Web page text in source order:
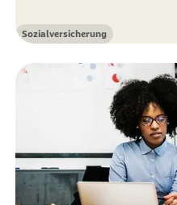
Kategorie
Sozialversicherung